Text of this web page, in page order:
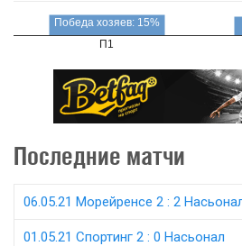
П1
Победа хозяев: 15%
Последние матчи
06.05.21 Морейренсе 2 : 2
01.05.21 Спортинг 2 : 0 Насьонал